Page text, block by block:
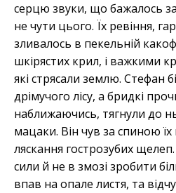
серцю звуки, що бажалось
не чути цього. Їх ревіння,
зливалось в пекельній
шкірястих крил, і важкими
які стрясали землю. Стефан
дрімучого лісу, а бридкі
наближаючись, тягнули до
мацаки. Він чув за спиною
ляскання гострозубих
сили й не в змозі зробити
впав на опале листя, та